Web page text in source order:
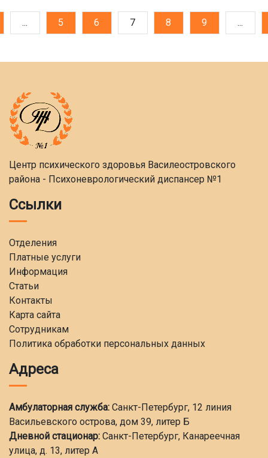
... 5 6 7 8 9 ...
Центр психического здоровья Василеостровского
района - Психоневрологический диспансер №1
Ссылки
Отделения
Платные услуги
Информация
Статьи
Контакты
Карта сайта
Сотрудникам
Политика обработки персональных данных
Адреса
Амбулаторная служба: Санкт-Петербург, 12 линия
Васильевского острова, дом 39, литер Б
Дневной стационар: Санкт-Петербург, Канареечная
улица, д. 13, литер А